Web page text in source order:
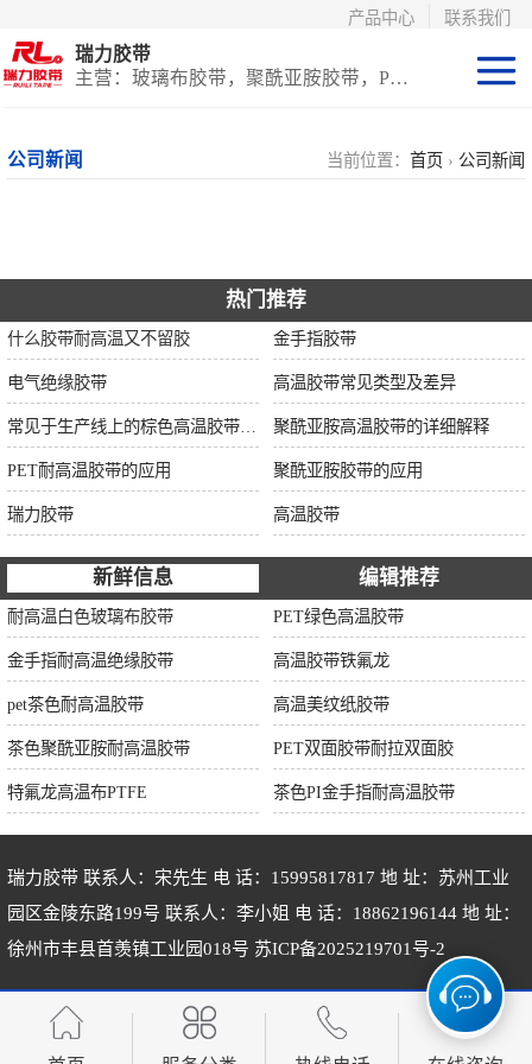
联系我们
产品中心
瑞力胶带
主营：玻璃布胶带，聚酰亚胺胶带，PET高温胶带，耐高温保护膜
公司新闻 当前位置： 首页 › 公司新闻
热门推荐
什么胶带耐高温又不留胶 金手指胶带
电气绝缘胶带 高温胶带常见类型及差异
聚酰亚胺高温胶带的详细解释
PET耐高温胶带的应用 聚酰亚胺胶带的应用
瑞力胶带 高温胶带
新鲜信息 编辑推荐
耐高温白色玻璃布胶带 PET绿色高温胶带
金手指耐高温绝缘胶带 高温胶带铁氟龙
pet茶色耐高温胶带 高温美纹纸胶带
茶色聚酰亚胺耐高温胶带 PET双面胶带耐拉双面胶
特氟龙高温布PTFE 茶色PI金手指耐高温胶带
瑞力胶带 联系人：宋先生 电 话：15995817817 地 址：苏州工业
园区金陵东路199号 联系人：李小姐 电 话：18862196144 地 址：
徐州市丰县首羡镇工业园018号 苏ICP备2025219701号-2
聚酰亚胺系列
（保护膜）
等离子热喷涂胶
带
防火陶瓷化硅胶
带
国产替代进口胶
带